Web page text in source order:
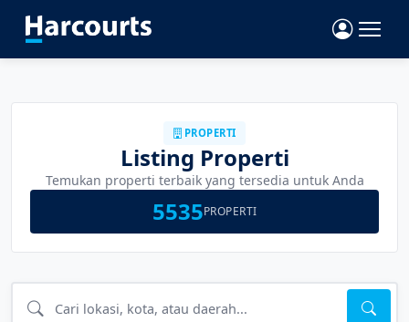
PROPERTI
Listing Properti
Temukan properti terbaik yang tersedia untuk Anda
5535PROPERTI